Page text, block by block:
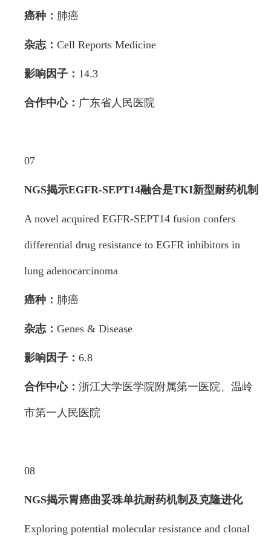
癌种： 肺癌
杂志： Cell Reports Medicine
影响因子： 14.3
合作中心： 广东省人民医院
07
NGS揭示EGFR-SEPT14融合是TKI新型耐药机制
A novel acquired EGFR-SEPT14 fusion confers
differential drug resistance to EGFR inhibitors in
lung adenocarcinoma
癌种： 肺癌
杂志： Genes & Disease
影响因子： 6.8
合作中心： 浙江大学医学院附属第一医院、温岭
市第一人民医院
08
NGS揭示胃癌曲妥珠单抗耐药机制 及克隆进化
Exploring potential molecular resistance and clonal